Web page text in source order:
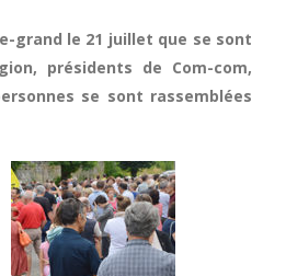
grand le 21 juillet que se sont
présidents de Com-com,
se sont rassemblées